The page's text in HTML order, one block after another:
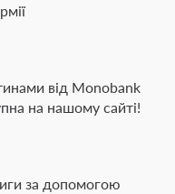
від Monobank
на нашому сайті!
за допомогою